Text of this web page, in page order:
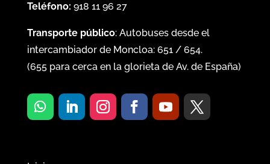
Teléfono: 918 11 96 27
Transporte público: Autobuses desde el
intercambiador de Moncloa: 651/ 654.
(655para cerca en la glorieta de Av. de España)